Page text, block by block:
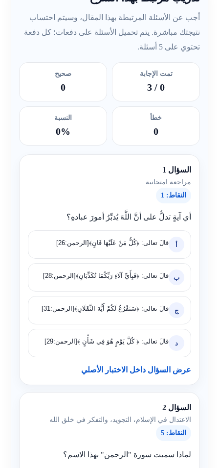
أجب عن الأسئلة المرتبطة بهذا المقال، وسيتم احتساب
نتيجتك مباشرة. يتم تحميل الأسئلة على دفعات؛ كل دفعة
تحتوي على 5 أسئلة.
تمت الإجابة
0
/ 3
صحيح
0
خطأ
0
النسبة
0%
السؤال 1
مراجعة امتحانية
النقاط: 1
أي آيةٍ تدلُّ على أنَّ اللَّهَ يُدبِّرُ أمورَ عبادهِ؟
أ قالَ تعالى: ﴿كُلُّ مَنْ عَلَيْهَا فَانٍ﴾[الرحمن:26]
ب قالَ تعالى: ﴿فَبِأَيِّ آلَاءِ رَبِّكُمَا تُكَذِّبَانِ﴾[الرحمن:28]
ج قالَ تعالى: ﴿سَنَفْرُغُ لَكُمْ أَيُّهَ الثَّقَلَانِ﴾[الرحمن:31]
د قالَ تعالى: ﴿ كُلَّ يَوْمٍ هُوَ فِي شَأْنٍ ﴾[الرحمن:29]
عرض السؤال داخل الاختبار الأصلي
السؤال 2
الاعتدال في الإسلام، التجويد، والتفكر في خلق الله
النقاط: 5
لماذا سميت سورة "الرحمن" بهذا الاسم؟